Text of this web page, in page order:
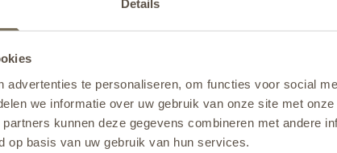
Details
advertenties te personaliseren, om functies voor social
we informatie over uw gebruik van onze site met
kunnen deze gegevens combineren met andere
op basis van uw gebruik van hun services.